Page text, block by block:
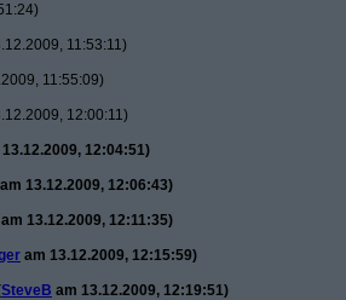
11:53:11)
11:55:09)
12:00:11)
12:04:51)
am 13.12.2009, 12:06:43)
am 13.12.2009, 12:11:35)
am 13.12.2009, 12:15:59)
SteveB am 13.12.2009, 12:19:51)